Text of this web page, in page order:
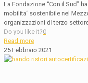
La Fondazione “Con il Sud”
mobilita’ sostenibile nel
organizzazioni di terzo
Do you like it?0
Read more
25 Febbraio 2021